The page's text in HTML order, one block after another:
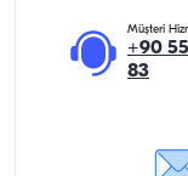
Müşteri
+90
83